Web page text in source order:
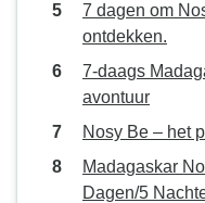
7 dagen om
ontdekken.
7-daags
avontuur
Nosy Be – het
Madagaskar
Dagen/5